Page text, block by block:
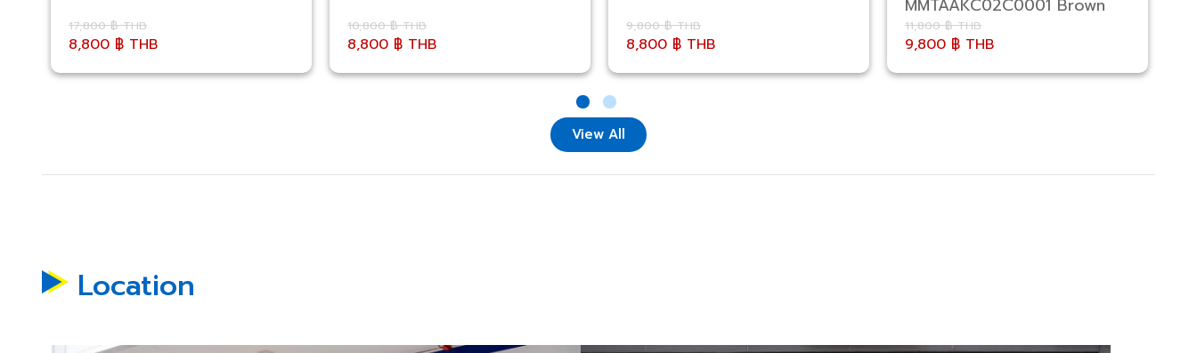
17,800 ฿ THB
8,800 ฿ THB
10,800 ฿ THB
8,800 ฿ THB
9,800 ฿ THB
8,800 ฿ THB
MMTAAKC02C0001 Brown
11,800 ฿ THB
9,800 ฿ THB
View All
Location